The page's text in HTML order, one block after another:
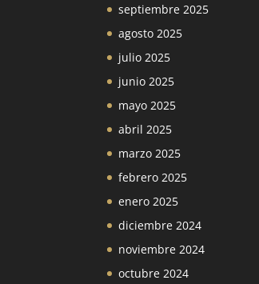
septiembre 2025
agosto 2025
julio 2025
junio 2025
mayo 2025
abril 2025
marzo 2025
febrero 2025
enero 2025
diciembre 2024
noviembre 2024
octubre 2024